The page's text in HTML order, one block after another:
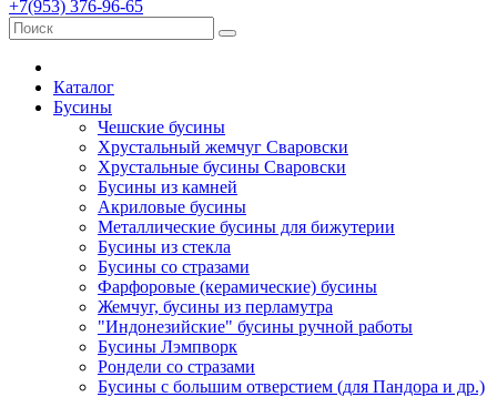
+7(953) 376-96-65
Каталог
Бусины
Чешские бусины
Хрустальный жемчуг Сваровски
Хрустальные бусины Сваровски
Бусины из камней
Акриловые бусины
Металлические бусины для бижутерии
Бусины из стекла
Бусины со стразами
Фарфоровые (керамические) бусины
Жемчуг, бусины из перламутра
"Индонезийские" бусины ручной работы
Бусины Лэмпворк
Рондели со стразами
Бусины с большим отверстием (для Пандора и др.)